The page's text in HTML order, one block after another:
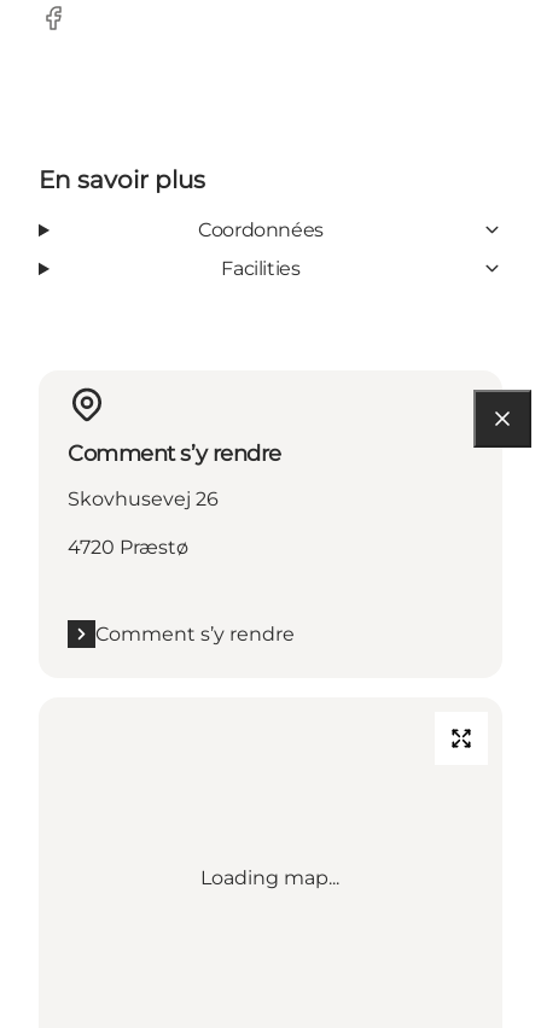
Facebook
En savoir plus
Coordonnées
Facilities
Comment s’y rendre
Skovhusevej 26
4720 Præstø
Comment s’y rendre
Loading map...